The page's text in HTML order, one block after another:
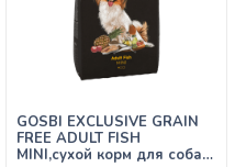
GOSBI EXCLUSIVE GRAIN
FREE ADULT FISH
MINI,сухой корм для собак